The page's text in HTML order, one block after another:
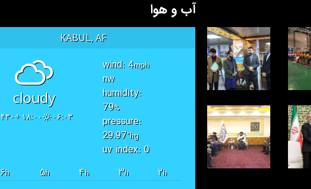
آب و هوا
KABUL, AF
cloudy
۰۶:۰۳ ۱۸:۰۰ +۰۴۳۰
wind: 4mph
nw
humidity:
79%
pressure:
29.97"hg
uv index: 0
۲h ۳h ۴h ۵h ۶h